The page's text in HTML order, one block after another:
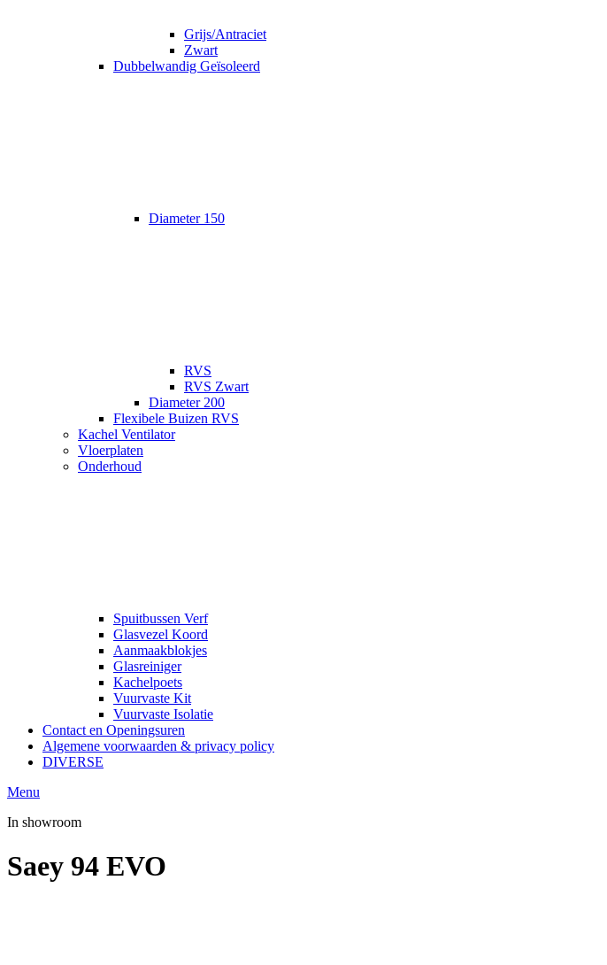
Grijs/Antraciet
Zwart
Dubbelwandig Geïsoleerd
Diameter 150
RVS
RVS Zwart
Diameter 200
Flexibele Buizen RVS
Kachel Ventilator
Vloerplaten
Onderhoud
Spuitbussen Verf
Glasvezel Koord
Aanmaakblokjes
Glasreiniger
Kachelpoets
Vuurvaste Kit
Vuurvaste Isolatie
Contact en Openingsuren
Algemene voorwaarden & privacy policy
DIVERSE
Menu
In showroom
Saey 94 EVO